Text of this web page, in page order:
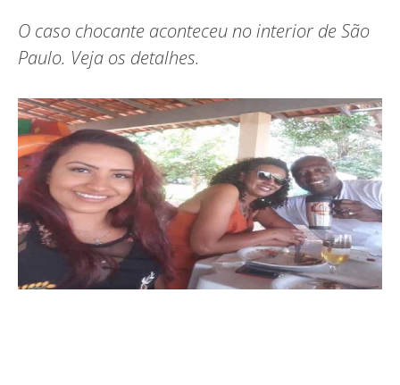
O caso chocante aconteceu no interior de São
Paulo. Veja os detalhes.